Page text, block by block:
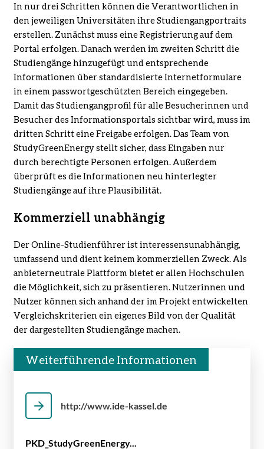
In nur drei Schritten können die Verantwortlichen in
den jeweiligen Universitäten ihre Studiengangportraits
erstellen. Zunächst muss eine Registrierung auf dem
Portal erfolgen. Danach werden im zweiten Schritt die
Studiengänge hinzugefügt und entsprechende
Informationen über standardisierte Internetformulare
in einem passwortgeschützten Bereich eingegeben.
Damit das Studiengangprofil für alle Besucherinnen und
Besucher des Informationsportals sichtbar wird, muss im
dritten Schritt eine Freigabe erfolgen. Das Team von
StudyGreenEnergy stellt sicher, dass Eingaben nur
durch berechtigte Personen erfolgen. Außerdem
überprüft es die Informationen neu hinterlegter
Studiengänge auf ihre Plausibilität.
Kommerziell unabhängig
DerOnline-Studienführer ist interessensunabhängig,
umfassend und dient keinem kommerziellen Zweck. Als
anbieterneutrale Plattform bietet er allen Hoch­schulen
die Möglichkeit, sich zu präsentieren. Nutze­rinnen und
Nutzer können sich anhand der im Projekt entwickelten
Vergleichskriterien ein eigenes Bild von der Qualität
der dargestellten Studiengänge machen.
Weiterführende Informationen
http://www.ide-kassel.de
PKD_StudyGreenEnergy...